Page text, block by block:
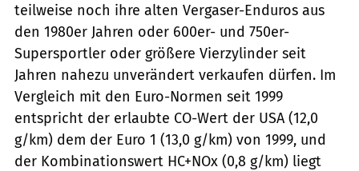
teilweise noch ihre alten Vergaser-Enduros aus
den 1980er Jahren oder 600er- und 750er-
Supersportler oder größere Vierzylinder seit
Jahren nahezu unverändert verkaufen dürfen. Im
Vergleich mit den Euro-Normen seit 1999
entspricht der erlaubte CO-Wert der USA (12,0
g/km) dem der Euro 1 (13,0 g/km) von 1999, und
der Kombinationswert HC+NOx (0,8 g/km) liegt